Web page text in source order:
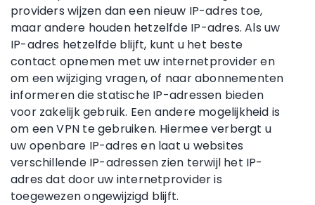
providers wijzen dan een nieuw IP-adres toe,
maar andere houden hetzelfde IP-adres. Als uw
IP-adres hetzelfde blijft, kunt u het beste
contact opnemen met uw internetprovider en
om een wijziging vragen, of naar abonnementen
informeren die statische IP-adressen bieden
voor zakelijk gebruik. Een andere mogelijkheid is
om een VPN te gebruiken. Hiermee verbergt u
uw openbare IP-adres en laat u websites
verschillende IP-adressen zien terwijl het IP-
adres dat door uw internetprovider is
toegewezen ongewijzigd blijft.